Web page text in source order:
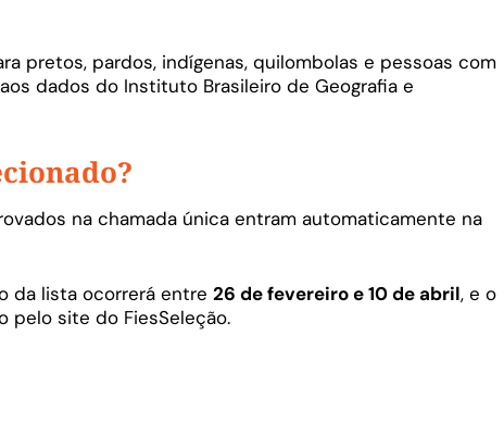
pretos, pardos, indígenas, quilombolas e pessoas com
dados do Instituto Brasileiro de Geografia e
na chamada única entram automaticamente na
da lista ocorrerá entre 26 de fevereiro e 10 de abril, e o
pelo site do FiesSeleção.